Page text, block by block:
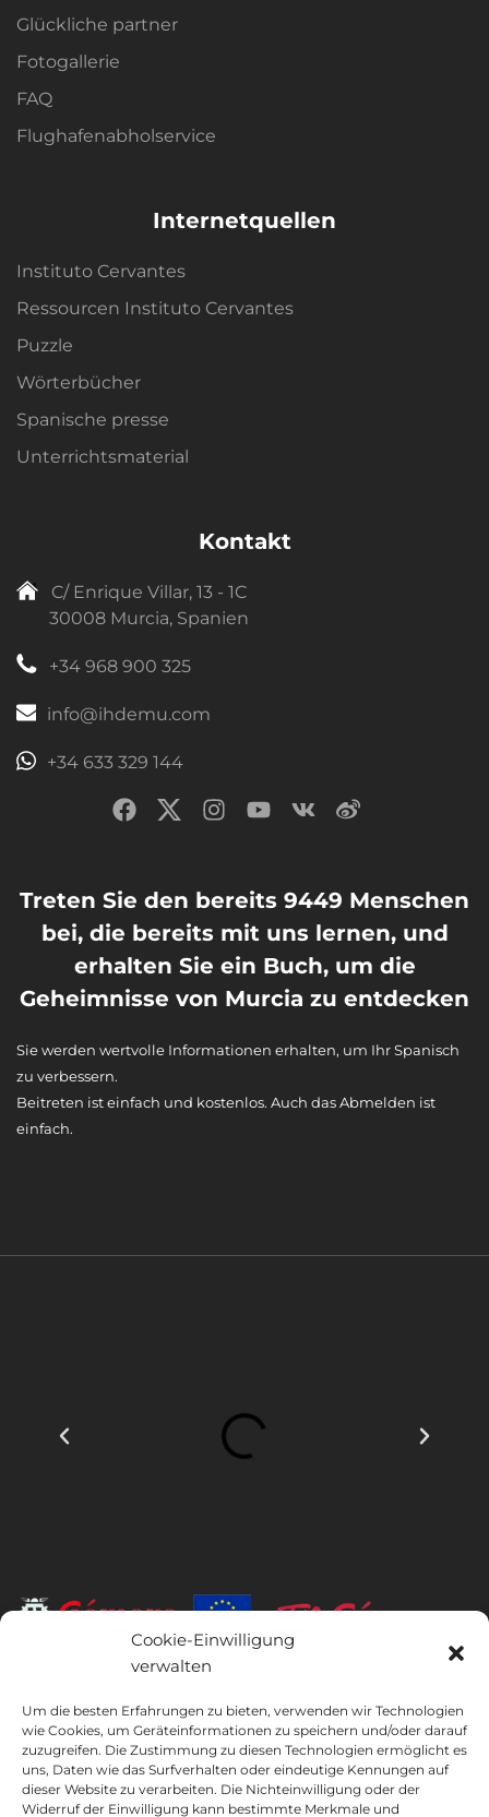
Cookie-Einwilligung
verwalten
Um die besten Erfahrungen zu bieten, verwenden wir Technologien
wie Cookies, um Geräteinformationen zu speichern und/oder darauf
zuzugreifen. Die Zustimmung zu diesen Technologien ermöglicht es
uns, Daten wie das Surfverhalten oder eindeutige Kennungen auf
dieser Website zu verarbeiten. Die Nichteinwilligung oder der
Widerruf der Einwilligung kann bestimmte Merkmale und
Glückliche partner
Fotogallerie
FAQ
Flughafenabholservice
Internetquellen
Instituto Cervantes
Ressourcen Instituto Cervantes
Puzzle
Wörterbücher
Spanische presse
Unterrichtsmaterial
Kontakt
C/ Enrique Villar, 13 - 1C
30008 Murcia, Spanien
+34 968 900 325
info@ihdemu.com
+34 633 329 144
Treten Sie den bereits 9449 Menschen
bei, die bereits mit uns lernen, und
erhalten Sie ein Buch, um die
Geheimnisse von Murcia zu entdecken
Sie werden wertvolle Informationen erhalten, um Ihr Spanisch
zu verbessern.
Beitreten ist einfach und kostenlos. Auch das Abmelden ist
einfach.
Begünstigte des Europäischen Fonds für regionale Entwicklung,
dessen Ziel es ist, die Nutzung und Qualität von Informations- und
Kommunikationstechnologien und deren Zugänglichkeit zu
entwickeln, und dank dessen es die folgenden Lösungen
implementiert hat: Online-Präsenz durch seine Webseite. Die